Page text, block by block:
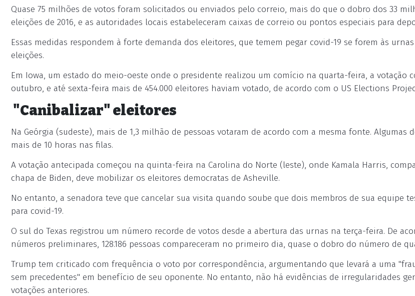
Quase 75 milhões de votos foram solicitados ou enviados pelo correio, mais do que o dobro dos 33
eleições de 2016, e as autoridades locais estabeleceram caixas de correio ou pontos especiais para
Essas medidas respondem à forte demanda dos eleitores, que temem pegar covid-19 se forem às
eleições.
Em Iowa, um estado do meio-oeste onde o presidente realizou um comício na quarta-feira, a votação
outubro, e até sexta-feira mais de 454.000 eleitores haviam votado, de acordo com o US Elections
"Canibalizar" eleitores
Na Geórgia (sudeste), mais de 1,3 milhão de pessoas votaram de acordo com a mesma fonte. Algumas
mais de 10 horas nas filas.
A votação antecipada começou na quinta-feira na Carolina do Norte (leste), onde Kamala Harris,
chapa de Biden, deve mobilizar os eleitores democratas de Asheville.
No entanto, a senadora teve que cancelar sua visita quando soube que dois membros de sua equipe
para covid-19.
O sul do Texas registrou um número recorde de votos desde a abertura das urnas na terça-feira. De
números preliminares, 128.186 pessoas compareceram no primeiro dia, quase o dobro do número de
Trump tem criticado com frequência o voto por correspondência, argumentando que levará a uma
sem precedentes" em benefício de seu oponente. No entanto, não há evidências de irregularidades
votações anteriores.